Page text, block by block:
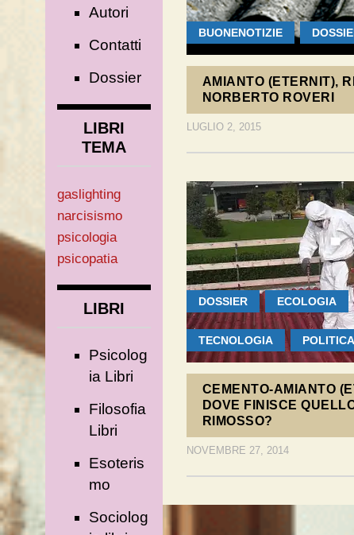
BUONENOTIZIE
AMIANTO (ETERNIT),
NORBERTO ROVERI
LUGLIO 2, 2015
DOSSIER ECOLOGIA
TECNOLOGIA POLITICA
CEMENTO-AMIANTO
DOVE FINISCE
RIMOSSO?
NOVEMBRE 27, 2014
Autori
Contatti
Dossier
LIBRI
TEMA
gaslighting
narcisismo
psicologia
psicopatia
LIBRI
Psicolog
ia Libri
Filosofia
Libri
Esoteris
mo
Sociolog